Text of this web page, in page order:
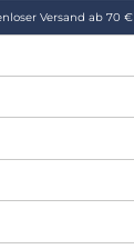
Versand ab 70 €